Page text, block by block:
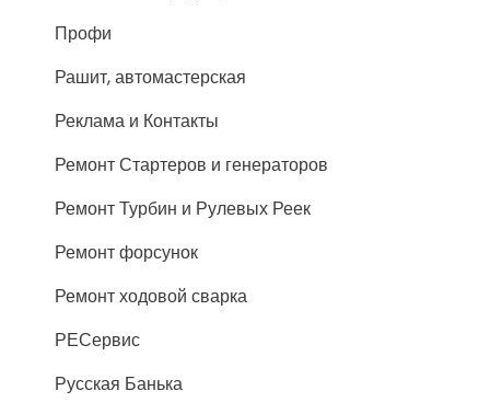
Профи
Рашит, автомастерская
Реклама и Контакты
Ремонт Стартеров и генераторов
Ремонт Турбин и Рулевых Реек
Ремонт форсунок
Ремонт ходовой сварка
РЕСервис
Русская Банька